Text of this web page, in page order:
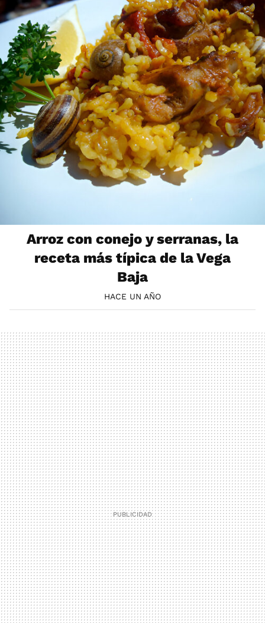
Arroz con conejo y serranas, la
receta más típica de la Vega
Baja
HACE UN AÑO